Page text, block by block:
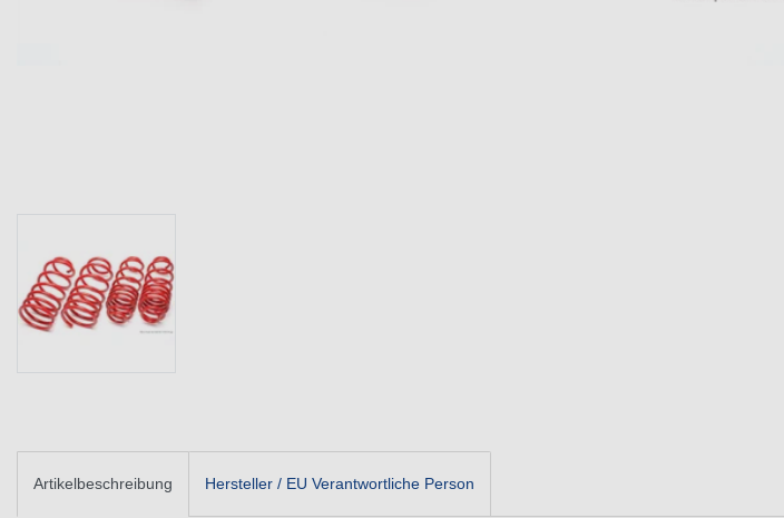
Artikelbeschreibung Hersteller / EU Verantwortliche Person